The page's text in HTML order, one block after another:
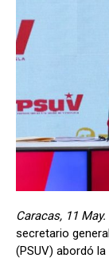
Caracas, 11
secretario
(PSUV) abordó